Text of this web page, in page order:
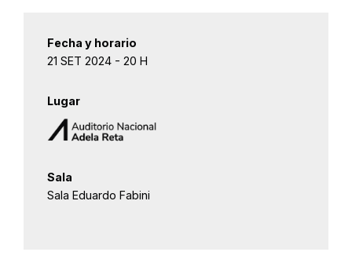
Fecha y horario
21 SET 2024 - 20 H
Lugar
Sala
Sala Eduardo Fabini